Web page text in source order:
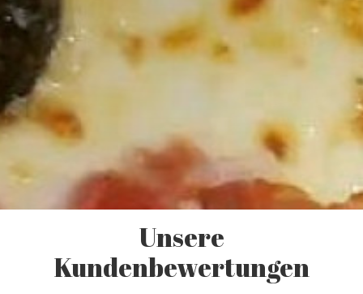
Unsere
Kundenbewertungen